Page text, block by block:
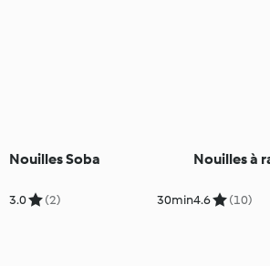
Nouilles Soba
3.0 (2) 30min
Nouilles à
4.6 (10)